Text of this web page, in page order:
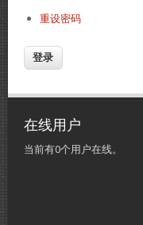
重设密码
在线用户
当前有0个用户在线。